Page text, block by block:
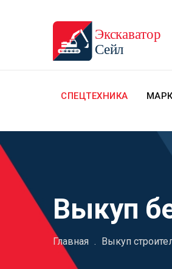
СПЕЦТЕХНИКА
Выкуп
Главная . Выкуп